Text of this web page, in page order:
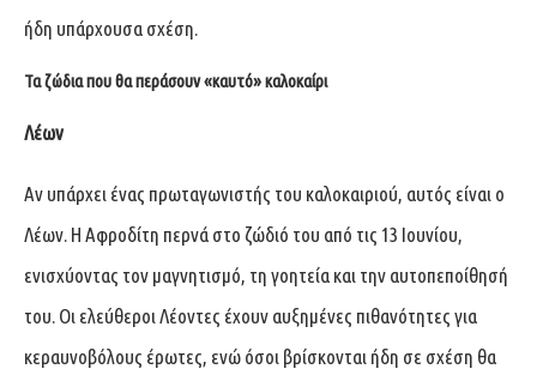
ήδη υπάρχουσα σχέση.
Τα ζώδια που θα περάσουν «καυτό» καλοκαίρι
Λέων
Αν υπάρχει ένας πρωταγωνιστής του καλοκαιριού, αυτός είναι ο
Λέων. Η Αφροδίτη περνά στο ζώδιό του από τις 13 Ιουνίου,
ενισχύοντας τον μαγνητισμό, τη γοητεία και την αυτοπεποίθησή
του. Οι ελεύθεροι Λέοντες έχουν αυξημένες πιθανότητες για
κεραυνοβόλους έρωτες, ενώ όσοι βρίσκονται ήδη σε σχέση θα